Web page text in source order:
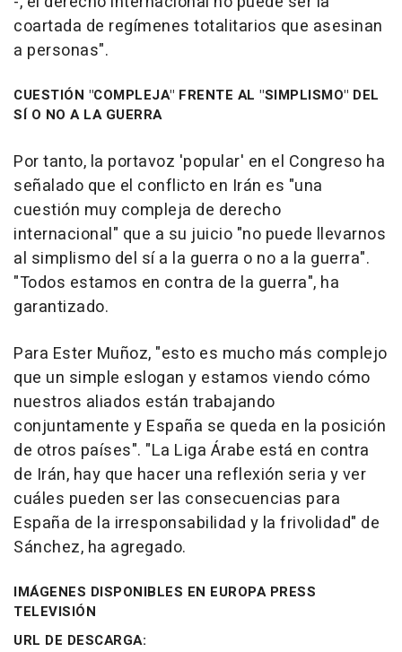
coartada de regímenes totalitarios que asesinan
a personas".
CUESTIÓN "COMPLEJA" FRENTE AL "SIMPLISMO" DEL
SÍ O NO A LA GUERRA
Por tanto, la portavoz 'popular' en el Congreso ha
señalado que el conflicto en Irán es "una
cuestión muy compleja de derecho
internacional" que a su juicio "no puede llevarnos
al simplismo del sí a la guerra o no a la guerra".
"Todos estamos en contra de la guerra", ha
garantizado.
Para Ester Muñoz, "esto es mucho más complejo
que un simple eslogan y estamos viendo cómo
nuestros aliados están trabajando
conjuntamente y España se queda en la posición
de otros países". "La Liga Árabe está en contra
de Irán, hay que hacer una reflexión seria y ver
cuáles pueden ser las consecuencias para
España de la irresponsabilidad y la frivolidad" de
Sánchez, ha agregado.
IMÁGENES DISPONIBLES EN EUROPA PRESS
TELEVISIÓN
URL DE DESCARGA: